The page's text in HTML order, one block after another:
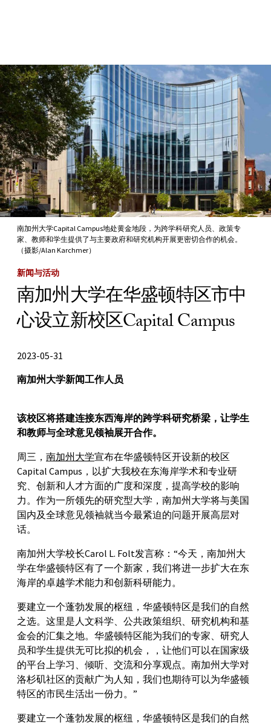
Skip to Content
南加州大学Capital Campus地处黄金地段，为跨学科研究人员、政策专
家、教师和学生提供了与主要政府和研究机构开展更密切合作的机会。
（摄影/Alan Karchmer）
新闻与活动
南加州大学在华盛顿特区市中
心设立新校区Capital Campus
2023-05-31
南加州大学新闻工作人员
该校区将搭建连接东西海岸的跨学科研究桥梁，让学生
和教师与全球意见领袖展开合作。
周三， 南加州大学宣布在华盛顿特区开设新的校区
Capital Campus，以扩大我校在东海岸学术和专业研
究、创新和人才方面的广度和深度，提高学校的影响
力。作为一所领先的研究型大学，南加州大学将与美国
国内及全球意见领袖就当今最紧迫的问题开展高层对
话。
南加州大学校长Carol L. Folt发言称：“今天，南加州大
学在华盛顿特区有了一个新家，我们将进一步扩大在东
海岸的卓越学术能力和创新科研能力。
要建立一个蓬勃发展的枢纽，华盛顿特区是我们的自然
之选。这里是人文科学、公共政策组织、研究机构和基
金会的汇集之地。华盛顿特区能为我们的专家、研究人
员和学生提供无可比拟的机会，，让他们可以在国家级
的平台上学习、倾听、交流和分享观点。南加州大学对
洛杉矶社区的贡献广为人知，我们也期待可以为华盛顿
特区的市民生活出一份力。”
要建立一个蓬勃发展的枢纽，华盛顿特区是我们的自然